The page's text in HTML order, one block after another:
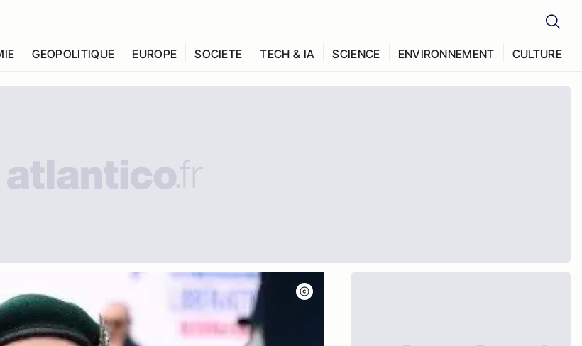
GEOPOLITIQUE EUROPE SOCIETE TECH & IA SCIENCE ENVIRONNEMENT CULTURE